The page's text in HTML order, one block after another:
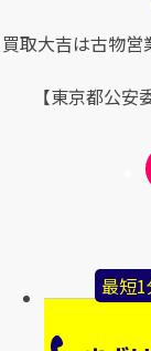
最短1
買取大吉は古物営
【東京都公